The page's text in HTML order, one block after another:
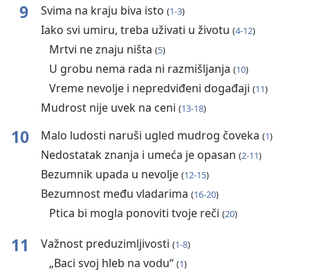
9 Svima na kraju biva isto (1⁠-3)
Iako svi umiru, treba uživati u životu (4-12)
Mrtvi ne znaju ništa (5)
U grobu nema rada ni razmišljanja (10)
Vreme nevolje i nepredviđeni događaji (11)
Mudrost nije uvek na ceni (13-18)
10 Malo ludosti naruši ugled mudrog čoveka (1)
Nedostatak znanja i umeća je opasan (2-11)
Bezumnik upada u nevolje (12-15)
Bezumnost među vladarima (16-20)
Ptica bi mogla ponoviti tvoje reči (20)
11 Važnost preduzimljivosti (1-8)
„Baci svoj hleb na vodu“ (1)